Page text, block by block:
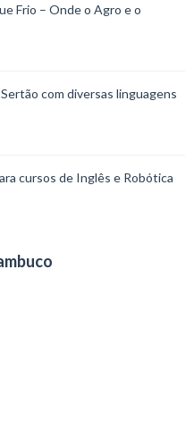
Frio – Onde o Agro e o
com diversas linguagens
cursos de Inglês e Robótica